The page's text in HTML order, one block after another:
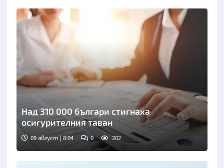
Над 310 000 българи стигнаха
осигурителния таван
09 август | 8:04 0 202